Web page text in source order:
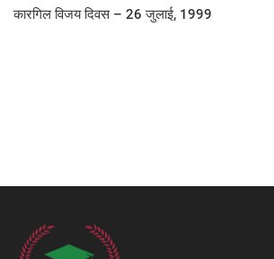
कारगिल विजय दिवस – 26 जुलाई, 1999